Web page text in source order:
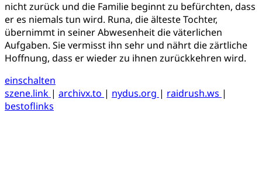
nicht zurück und die Familie beginnt zu befürchten, dass
er es niemals tun wird. Runa, die älteste Tochter,
übernimmt in seiner Abwesenheit die väterlichen
Aufgaben. Sie vermisst ihn sehr und nährt die zärtliche
Hoffnung, dass er wieder zu ihnen zurückkehren wird.
einschalten
szene.link | archivx.to | nydus.org | raidrush.ws |
bestoflinks